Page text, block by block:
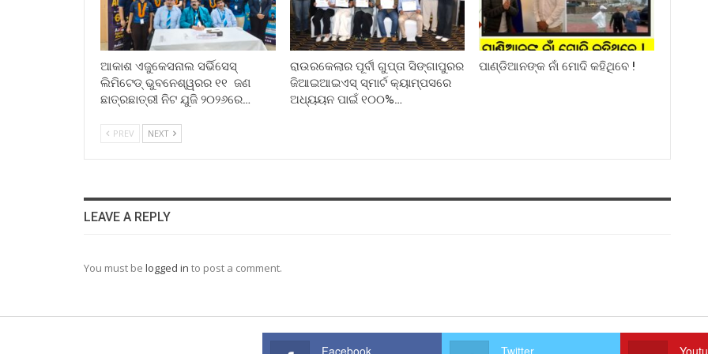
ଆକାଶ ଏଜୁକେସନାଲ ସର୍ଭିସେସ୍
ଲିମିଟେଡ୍ ଭୁବନେଶ୍ୱରର ୧୧ ଜଣ
ଛାତ୍ରଛାତ୍ରୀ ନିଟ ଯୁଜି ୨୦୨୬ରେ…
ରାଉରକେଲାର ପୂର୍ବୀ ଗୁପ୍ତା ସିଙ୍ଗାପୁରର
ଜିଆଇଆଇଏସ୍ ସ୍ମାର୍ଟ କ୍ୟାମ୍ପସରେ
ଅଧ୍ୟୟନ ପାଇଁ ୧୦୦%…
ପାଣ୍ଡିଆନଙ୍କ ନାଁ ମୋଦି କହିଥିବେ !
PREV NEXT
LEAVE A REPLY
You must be logged in to post a comment.
Facebook Twitter